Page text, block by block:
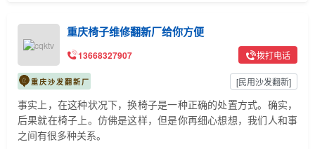
重庆椅子维修翻新厂给你方便
13668327907 拨打电话
重庆沙发翻新厂 [民用沙发翻新]
事实上，在这种状况下，换椅子是一种正确的处置方式。确实，
后果就在椅子上。仿佛是这样，但是你再细心想想，我们人和事
之间有很多种关系。